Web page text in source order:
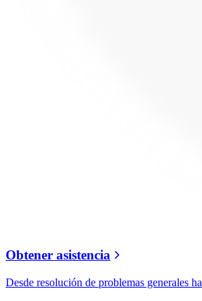
Obtener asistencia
Desde resolución de problemas generales